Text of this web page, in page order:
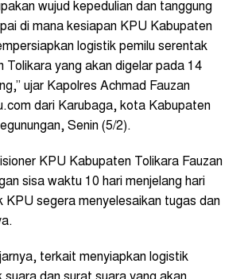
wujud kepedulian dan tanggung
di mana kesiapan KPU Kabupaten
logistik pemilu serentak
Tolikara yang akan digelar pada 14
ujar Kapolres Achmad Fauzan
dari Karubaga, kota Kabupaten
Senin (5/2).
KPU Kabupaten Tolikara Fauzan
sisa waktu 10 hari menjelang hari
KPU segera menyelesaikan tugas dan
terkait menyiapkan logistik